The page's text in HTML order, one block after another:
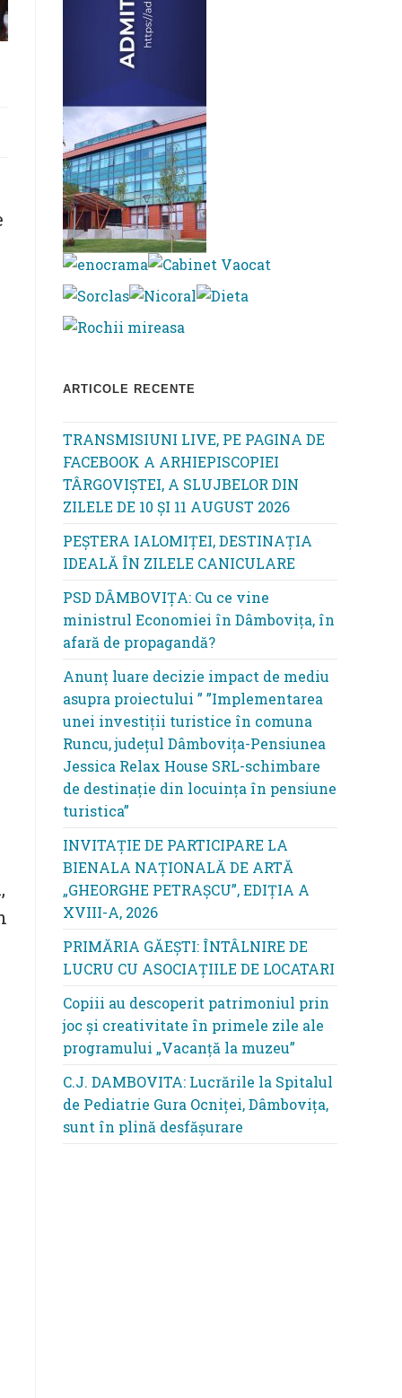
ARTICOLE RECENTE
TRANSMISIUNI LIVE, PE PAGINA DE
FACEBOOK A ARHIEPISCOPIEI
TÂRGOVIȘTEI, A SLUJBELOR DIN
ZILELE DE 10 ȘI 11 AUGUST 2026
PEȘTERA IALOMIȚEI, DESTINAȚIA
IDEALĂ ÎN ZILELE CANICULARE
PSD DÂMBOVIȚA: Cu ce vine
ministrul Economiei în Dâmbovița, în
afară de propagandă?
Anunț luare decizie impact de mediu
asupra proiectului ” ”Implementarea
unei investiții turistice în comuna
Runcu, județul Dâmbovița-Pensiunea
Jessica Relax House SRL-schimbare
de destinație din locuința în pensiune
turistica”
INVITAȚIE DE PARTICIPARE LA
BIENALA NAȚIONALĂ DE ARTĂ
„GHEORGHE PETRAȘCU”, EDIŢIA A
XVIII-A, 2026
PRIMĂRIA GĂEȘTI: ÎNTÂLNIRE DE
LUCRU CU ASOCIAȚIILE DE LOCATARI
Copiii au descoperit patrimoniul prin
joc și creativitate în primele zile ale
programului „Vacanță la muzeu”
C.J. DAMBOVITA: Lucrările la Spitalul
de Pediatrie Gura Ocniței, Dâmbovița,
sunt în plină desfășurare